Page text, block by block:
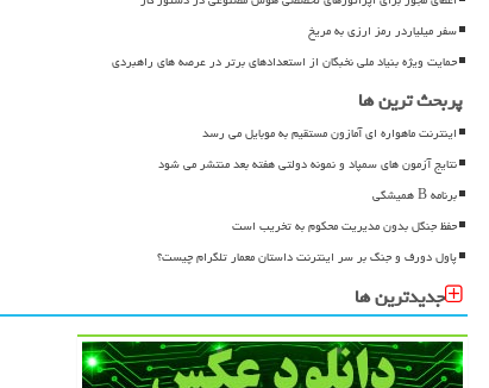
سفر میلیاردر رمز ارزی به مریخ
حمایت ویژه بنیاد ملی نخبگان از استعدادهای برتر در عرصه های راهبردی
پربحث ترین ها
اینترنت ماهواره ای آمازون مستقیم به موبایل می رسد
نتایج آزمون های سمپاد و نمونه دولتی هفته بعد منتشر می شود
برنامه B همیشگی
حفظ جنگل بدون مدیریت محکوم به تخریب است
پاول دورف و جنگ بر سر اینترنت داستان معمار تلگرام چیست؟
جدیدترین ها